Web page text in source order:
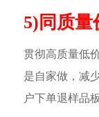
5)同质量
贯彻高质量低
是自家做，减
户下单退样品